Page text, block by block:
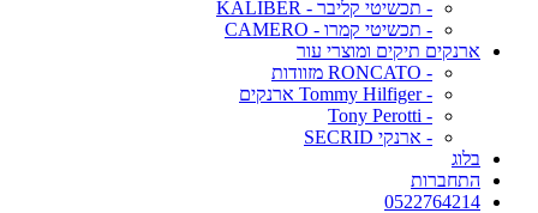
- תכשיטי קליבר - KALIBER
- תכשיטי קמרו - CAMERO
ארנקים תיקים ומוצרי עור
- RONCATO מזוודות
- Tommy Hilfiger ארנקים
- Tony Perotti
- ארנקי SECRID
בלוג
התחברות
0522764214